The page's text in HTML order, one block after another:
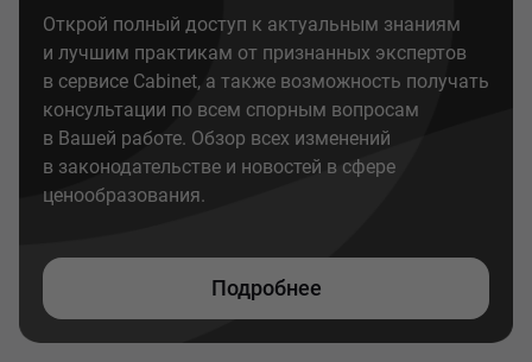
Открой полный доступ к актуальным знаниям
и лучшим практикам от признанных экспертов
в сервисе Cabinet, а также возможность получать
консультации по всем спорным вопросам
в Вашей работе. Обзор всех изменений
в законодательстве и новостей в сфере
ценообразования.
Подробнее